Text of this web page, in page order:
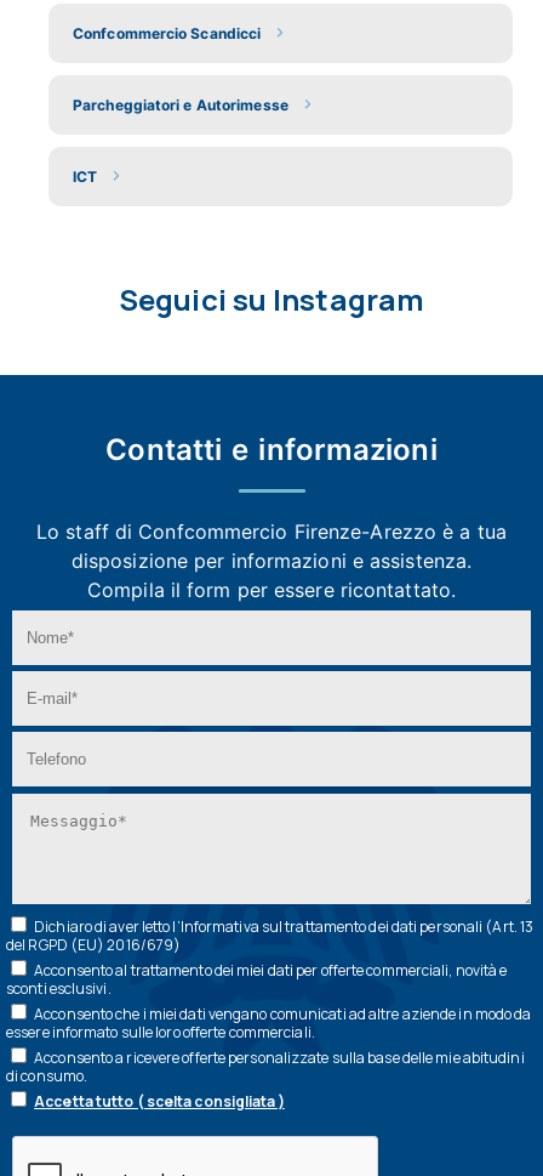
Confcommercio Scandicci
Parcheggiatori e Autorimesse
ICT
Seguici su Instagram
Contatti e informazioni
Lo staff di Confcommercio Firenze-Arezzoè a tua
disposizione per informazioni e assistenza.
Compila il form per essere ricontattato.
Dichiaro di aver letto l’Informativa sul trattamento dei dati personali (Art. 13
del RGPD (EU) 2016/679)
Acconsento al trattamento dei miei dati per offerte commerciali, novità e
sconti esclusivi.
Acconsento che i miei dati vengano comunicati ad altre aziende in modo da
essere informato sulle loro offerte commerciali.
Acconsento a ricevere offerte personalizzate sulla base delle mie abitudini
di consumo.
Accetta tutto ( scelta consigliata )